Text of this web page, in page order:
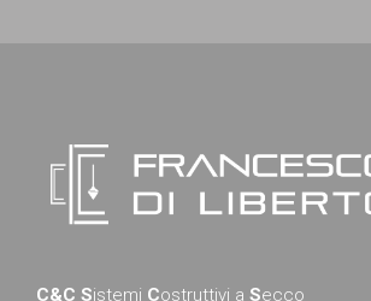
C&C Sistemi Costruttivi a Secco